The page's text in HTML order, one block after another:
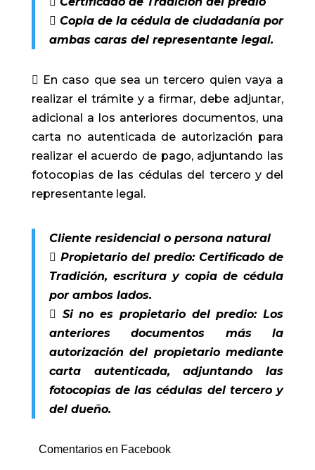
 Copia de la cédula de ciudadanía por
ambas caras del representante legal.
 En caso que sea un tercero quien vaya a
realizar el trámite y a firmar, debe adjuntar,
adicional a los anteriores documentos, una
carta no autenticada de autorización para
realizar el acuerdo de pago, adjuntando las
fotocopias de las cédulas del tercero y del
representante legal.
Cliente residencial o persona natural
 Propietario del predio: Certificado de
Tradición, escritura y copia de cédula
por ambos lados.
 Si no es propietario del predio: Los
anteriores documentos más la
autorización del propietario mediante
carta autenticada, adjuntando las
fotocopias de las cédulas del tercero y
del dueño.
Comentarios en Facebook